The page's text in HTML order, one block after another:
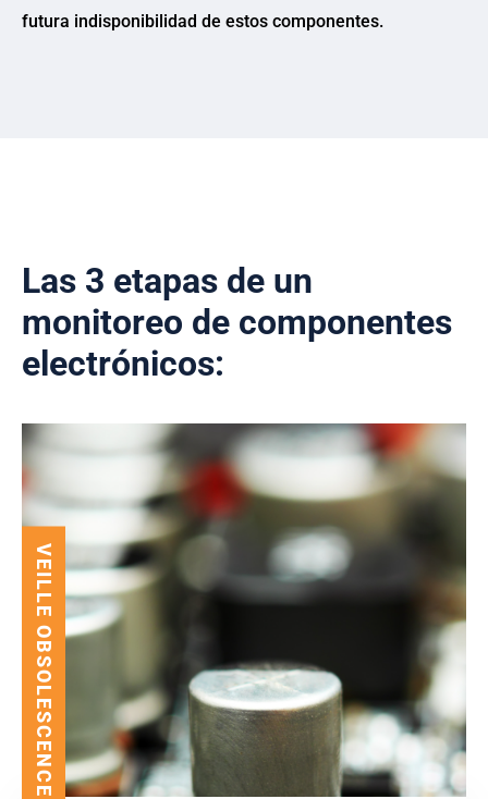
futura indisponibilidad de estos componentes.
Las 3 etapas de un
monitoreo de componentes
electrónicos:
VEILLE OBSOLESCENCE